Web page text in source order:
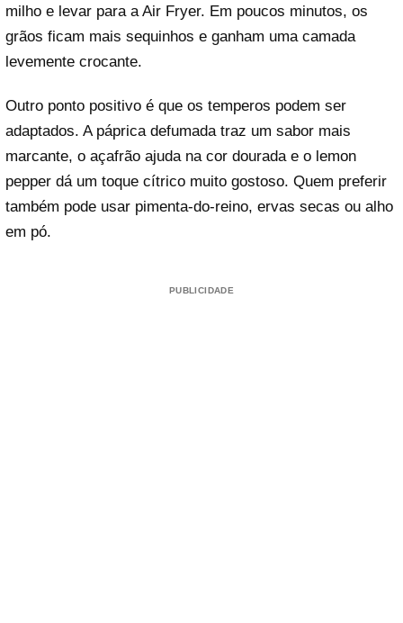
milho e levar para a Air Fryer. Em poucos minutos, os
grãos ficam mais sequinhos e ganham uma camada
levemente crocante.
Outro ponto positivo é que os temperos podem ser
adaptados. A páprica defumada traz um sabor mais
marcante, o açafrão ajuda na cor dourada e o lemon
pepper dá um toque cítrico muito gostoso. Quem preferir
também pode usar pimenta-do-reino, ervas secas ou alho
em pó.
PUBLICIDADE